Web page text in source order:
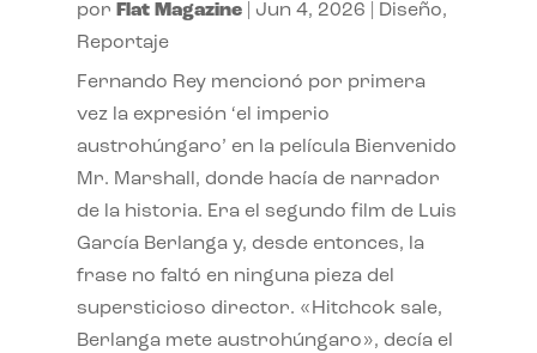
por Flat Magazine| Jun 4, 2026 Diseño,
Reportaje
Fernando Rey mencionó por primera
vez la expresión ‘el imperio
austrohúngaro’ en la película Bienvenido
Mr. Marshall, donde hacía de narrador
de la historia. Era el segundo film de Luis
García Berlanga y, desde entonces, la
frase no faltó en ninguna pieza del
supersticioso director. «Hitchcok sale,
Berlanga mete austrohúngaro», decía el